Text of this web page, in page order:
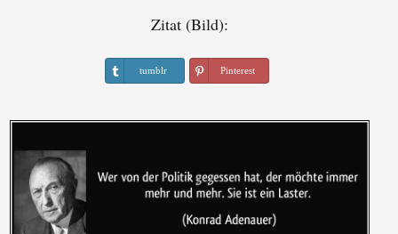
Zitat (Bild):
tumblr Pinterest